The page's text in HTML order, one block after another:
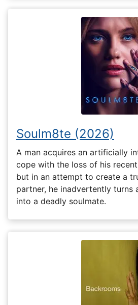
Soulm8te (2026)
A man acquires an artificially
cope with the loss of his
but in an attempt to create a
partner, he inadvertently turns
into a deadly soulmate.